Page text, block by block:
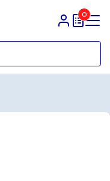
Prihlasit sa
0